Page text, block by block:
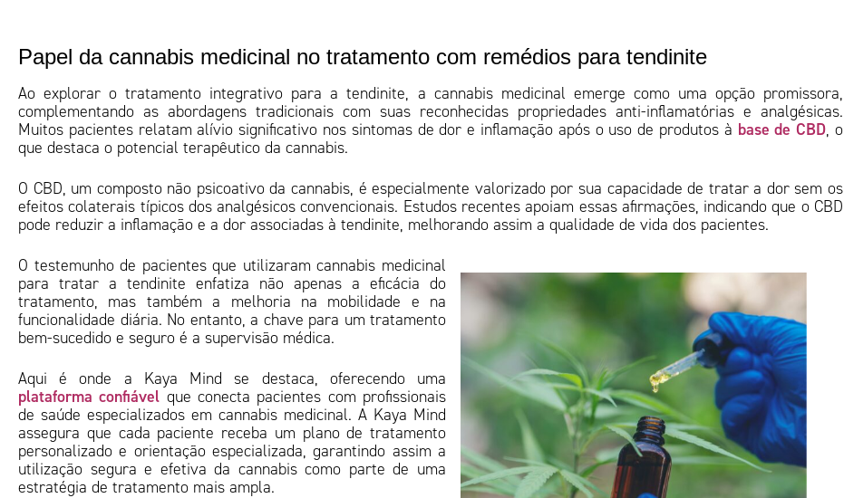
Papel da cannabis medicinal no tratamento com remédios para tendinite
Ao explorar o tratamento integrativo para a tendinite, a cannabis medicinal emerge como uma opção promissora,
complementando as abordagens tradicionais com suas reconhecidas propriedades anti-inflamatórias e analgésicas.
Muitos pacientes relatam alívio significativo nos sintomas de dor e inflamação após o uso de produtos à base de CBD, o
que destaca o potencial terapêutico da cannabis.
O CBD, um composto não psicoativo da cannabis, é especialmente valorizado por sua capacidade de tratar a dor sem os
efeitos colaterais típicos dos analgésicos convencionais. Estudos recentes apoiam essas afirmações, indicando que o CBD
pode reduzir a inflamação e a dor associadas à tendinite, melhorando assim a qualidade de vida dos pacientes.
O testemunho de pacientes que utilizaram cannabis medicinal
para tratar a tendinite enfatiza não apenas a eficácia do
tratamento, mas também a melhoria na mobilidade e na
funcionalidade diária. No entanto, a chave para um tratamento
bem-sucedido e seguro é a supervisão médica.
Aqui é onde a Kaya Mind se destaca, oferecendo uma
plataforma confiável que conecta pacientes com profissionais
de saúde especializados em cannabis medicinal. A Kaya Mind
assegura que cada paciente receba um plano de tratamento
personalizado e orientação especializada, garantindo assim a
utilização segura e efetiva da cannabis como parte de uma
estratégia de tratamento mais ampla.